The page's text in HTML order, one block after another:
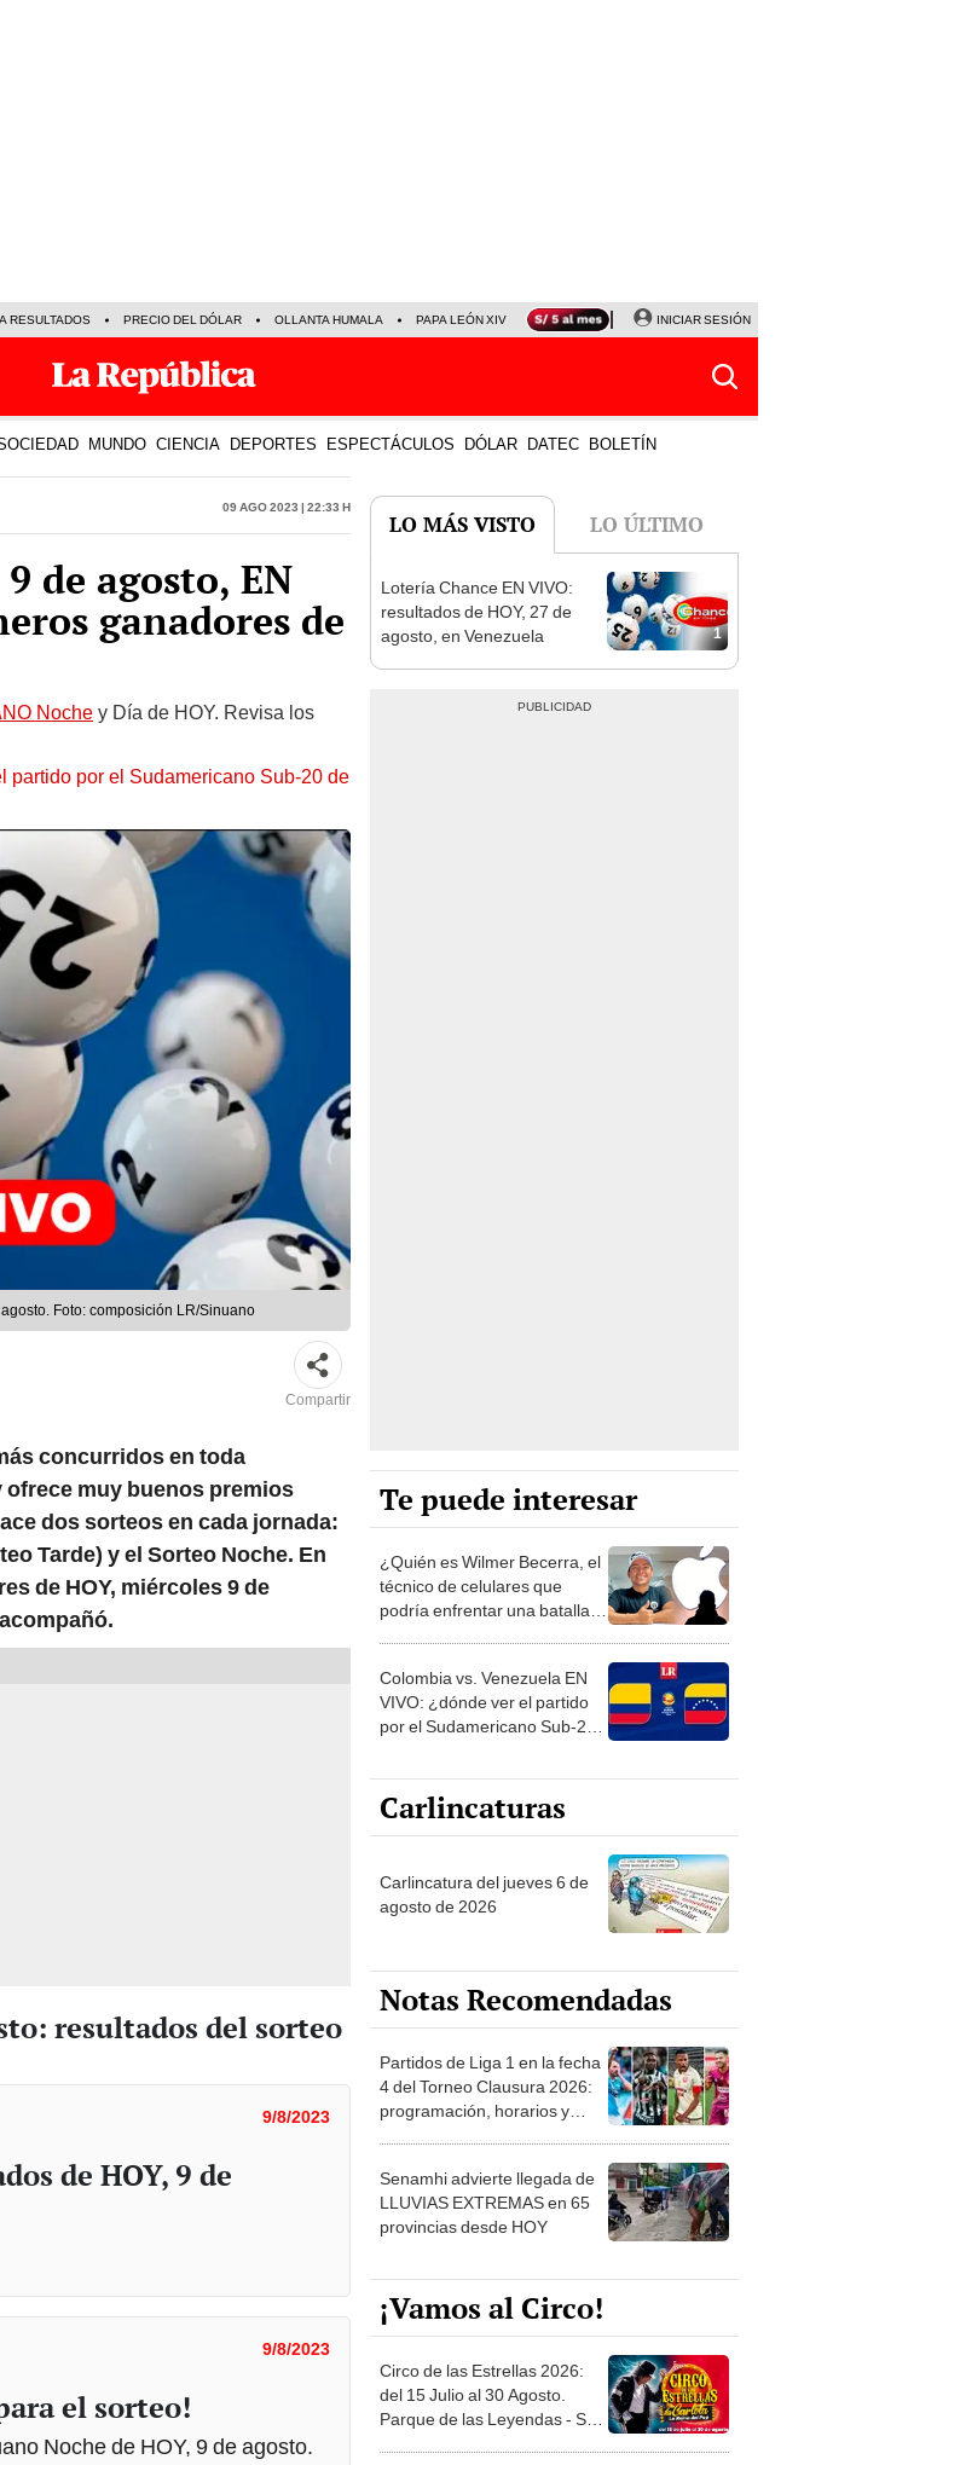
RESULTADOS PRECIO DEL DÓLAR OLLANTA HUMALA PAPA LEÓN XIV NALDY SALDAÑA LA BELLA LUZ
INICIAR SESIÓN
MUNDO CIENCIA DEPORTES ESPECTÁCULOS DÓLAR DATEC BOLETÍN
09 Ago 2023 | 22:33 h
de agosto, EN
ganadores de
Noche y Día de HOY. Revisa los
partido por el Sudamericano Sub-20 de
Foto: composición LR/Sinuano
Compartir
concurridos en toda
ofrece muy buenos premios
dos sorteos en cada jornada:
Tarde) y el Sorteo Noche. En
de HOY, miércoles 9 de
resultados del sorteo
9/8/2023
de HOY, 9 de
9/8/2023
el sorteo!
Noche de HOY, 9 de agosto.
LO MÁS VISTO LO ÚLTIMO
1
Lotería Chance EN VIVO:
resultados de HOY, 27 de
agosto, en Venezuela
Te puede interesar
¿Quién es Wilmer Becerra, el
técnico de celulares que
podría enfrentar una batalla
Colombia vs. Venezuela EN
VIVO: ¿dónde ver el partido
por el Sudamericano Sub-20
Carlincaturas
Carlincatura del jueves 6 de
agosto de 2026
Notas Recomendadas
Partidos de Liga 1 en la fecha
4 del Torneo Clausura 2026:
programación, horarios y
Senamhi advierte llegada de
LLUVIAS EXTREMAS en 65
provincias desde HOY
¡Vamos al Circo!
Circo de las Estrellas 2026:
del 15 Julio al 30 Agosto.
Parque de las Leyendas - San